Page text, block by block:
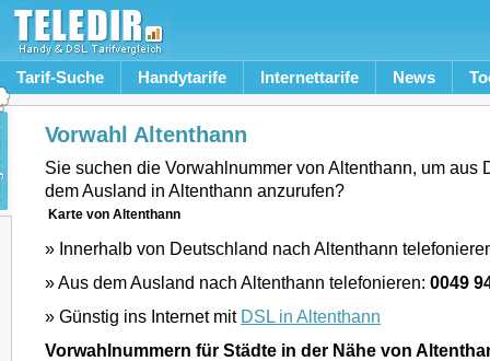
Tarif-Suche Handytarife Internettarife News
Vorwahl Altenthann
Sie suchen die Vorwahlnummer von Altenthann, um aus
dem Ausland in Altenthann anzurufen?
Karte von Altenthann
» Innerhalb von Deutschland nach Altenthann
» Aus dem Ausland nach Altenthann telefonieren: 0049
» Günstig ins Internet mit DSL in Altenthann
Vorwahlnummern für Städte in der Nähe von